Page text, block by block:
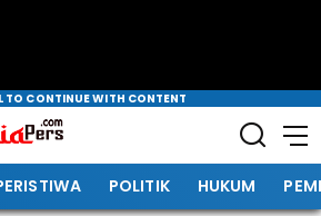
TO CONTINUE WITH CONTENT
POLITIK HUKUM